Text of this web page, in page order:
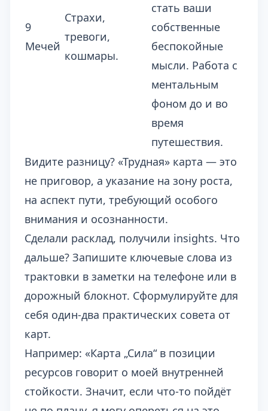
9
Мечей
Страхи,
тревоги,
кошмары.
стать ваши
собственные
беспокойные
мысли. Работа с
ментальным
фоном до и во
время
путешествия.
Видите разницу? «Трудная» карта — это
не приговор, а указание на зону роста,
на аспект пути, требующий особого
внимания и осознанности.
Сделали расклад, получили insights. Что
дальше? Запишите ключевые слова из
трактовки в заметки на телефоне или в
дорожный блокнот. Сформулируйте для
себя один-два практических совета от
карт.
Например: «Карта „Сила“ в позиции
ресурсов говорит о моей внутренней
стойкости. Значит, если что-то пойдёт